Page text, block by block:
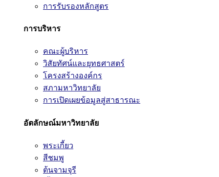
การรับรองหลักสูตร
การบริหาร
คณะผู้บริหาร
วิสัยทัศน์และยุทธศาสตร์
โครงสร้างองค์กร
สภามหาวิทยาลัย
การเปิดเผยข้อมูลสู่สาธารณะ
อัตลักษณ์มหาวิทยาลัย
พระเกี้ยว
สีชมพู
ต้นจามจุรี